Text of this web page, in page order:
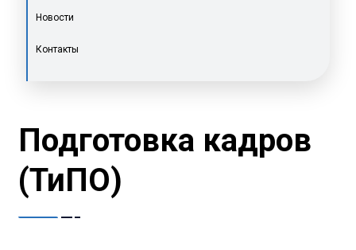
Новости
Контакты
Подготовка кадров
(ТиПО)